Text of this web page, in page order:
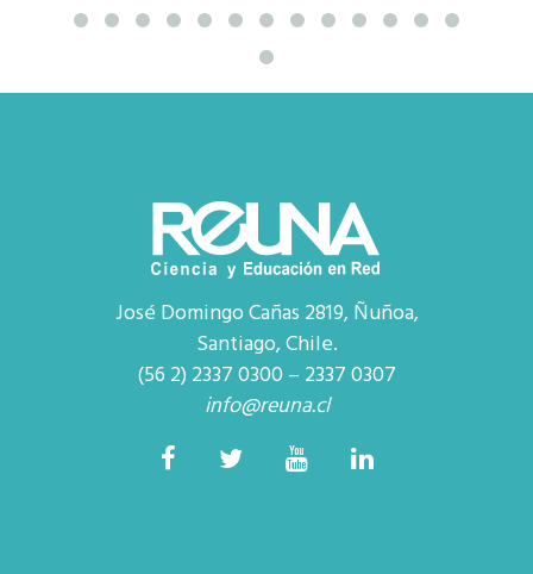
José Domingo Cañas 2819, Ñuñoa,
Santiago, Chile.
(56 2) 2337 0300 – 2337 0307
info@reuna.cl